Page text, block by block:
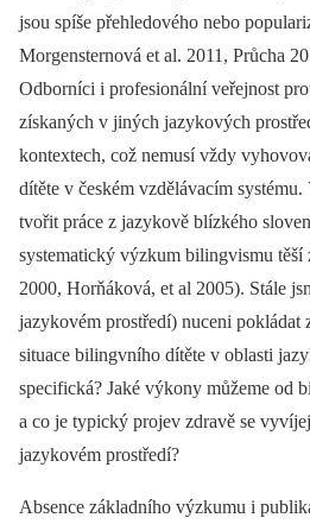
jsou spíše přehledového nebo
Morgensternová et al. 2011, Průcha
Odborníci i profesionální veřejnost
získaných v jiných jazykových
kontextech, což nemusí vždy
dítěte v českém vzdělávacím
tvořit práce z jazykově blízkého
systematický výzkum bilingvismu
2000, Horňáková, et al 2005). Stále
jazykovém prostředí) nuceni pokládat
situace bilingvního dítěte v oblasti
specifická? Jaké výkony můžeme od
a co je typický projev zdravě se
jazykovém prostředí?
Absence základního výzkumu i